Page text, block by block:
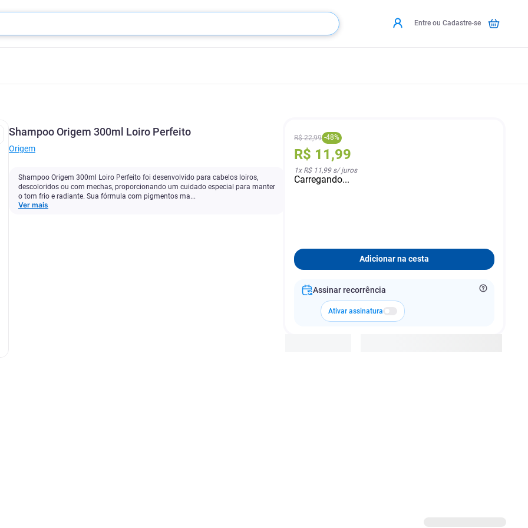
Entre ou Cadastre-se
Shampoo Origem 300ml Loiro Perfeito
Origem
Shampoo Origem 300ml Loiro Perfeito foi desenvolvido para cabelos loiros,
descoloridos ou com mechas, proporcionando um cuidado especial para manter
o tom frio e radiante. Sua fórmula com pigmentos ma...
Ver mais
R$ 22,99 -48%
R$ 11,99
1x R$ 11,99s/ juros
Carregando...
Adicionar na cesta
Assinar recorrência
Ativar assinatura